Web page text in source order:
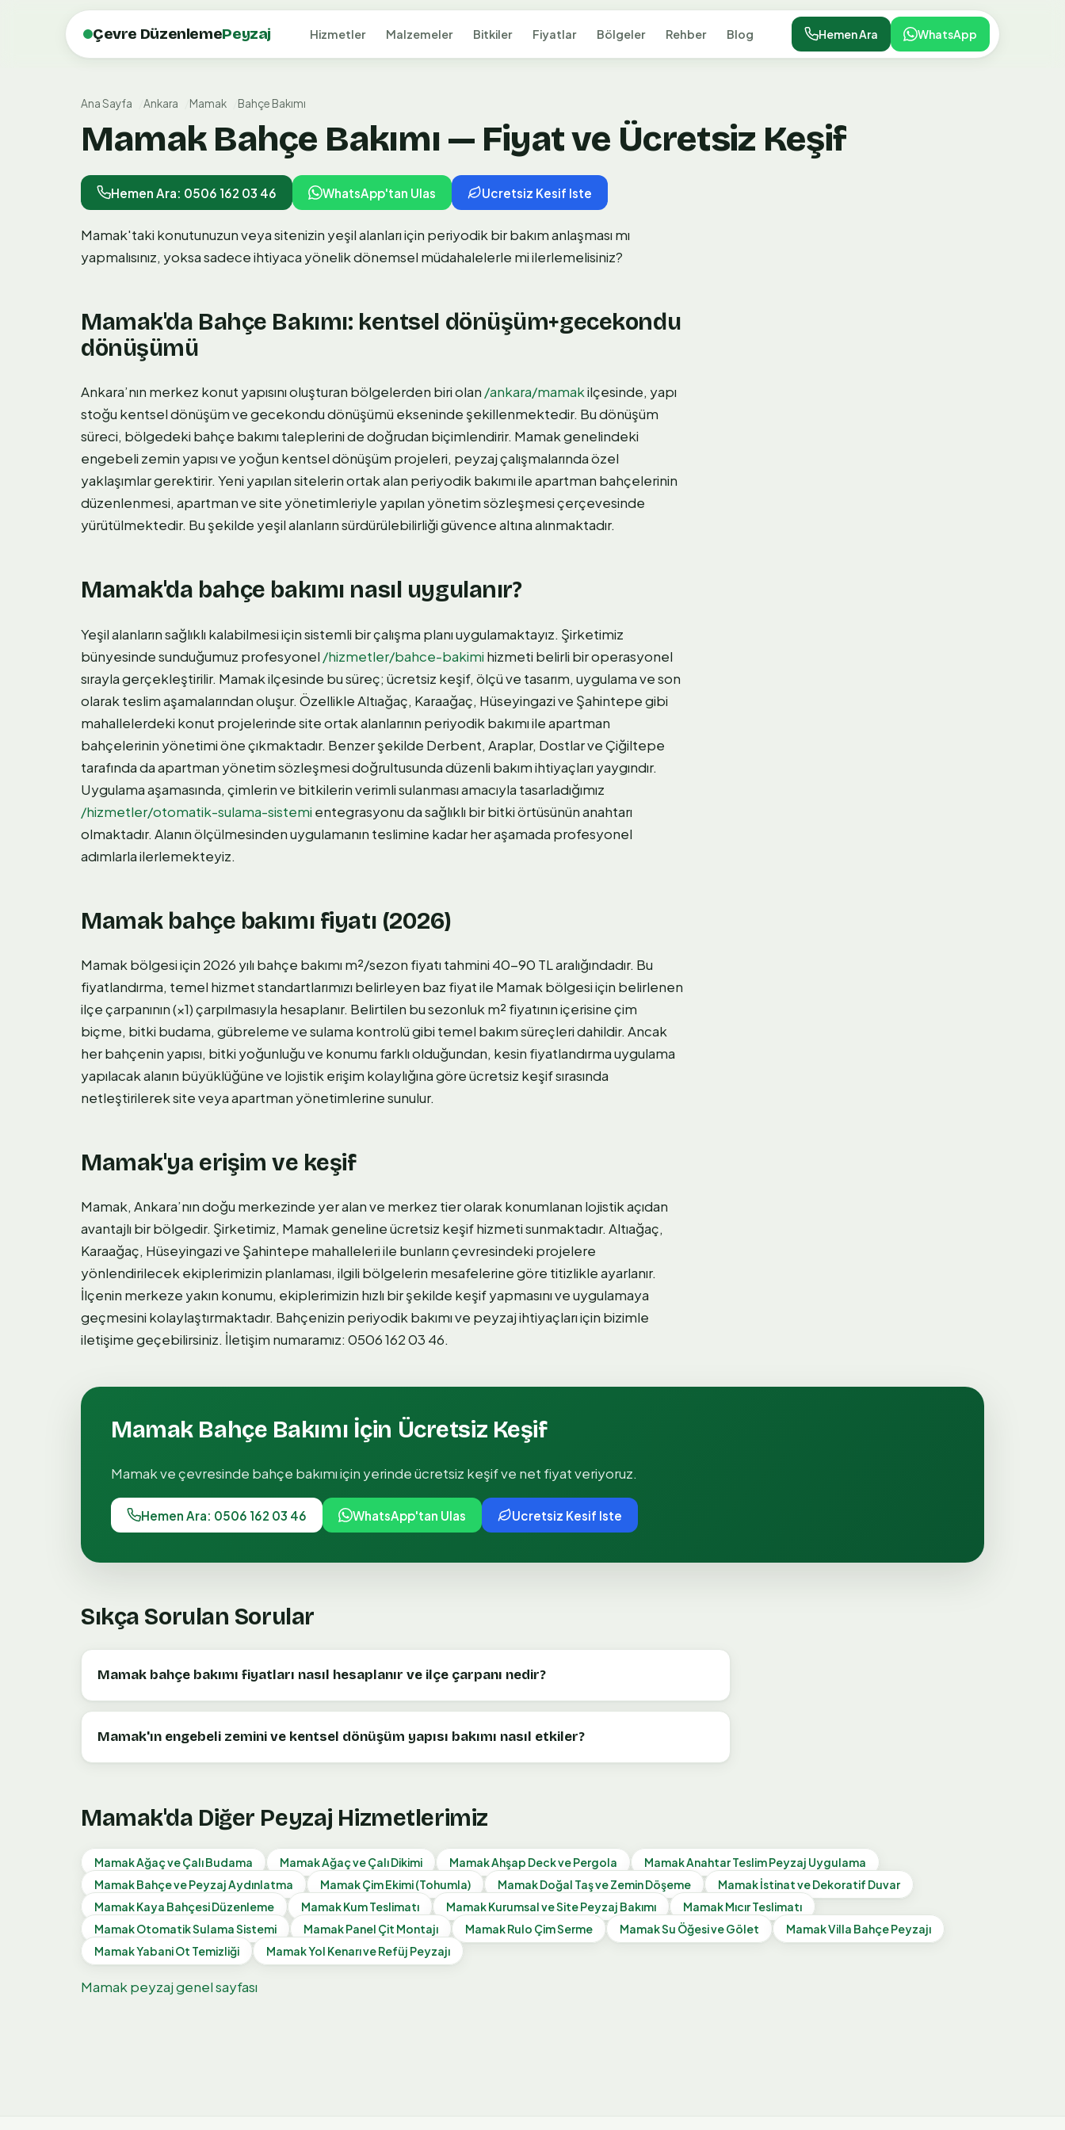
Çevre DüzenlemePeyzaj Hizmetler Malzemeler Bitkiler Fiyatlar Bölgeler Rehber Blog Hemen Ara WhatsApp
Ana Sayfa Ankara Mamak Bahçe Bakımı
Mamak Bahçe Bakımı — Fiyat ve Ücretsiz Keşif
Hemen Ara: 0506 162 03 46 WhatsApp'tan Ulas Ucretsiz Kesif Iste
Mamak'taki konutunuzun veya sitenizin yeşil alanları için periyodik bir bakım anlaşması mı
yapmalısınız, yoksa sadece ihtiyaca yönelik dönemsel müdahalelerle mi ilerlemelisiniz?
Mamak'da Bahçe Bakımı: kentsel dönüşüm+gecekondu
dönüşümü
Ankara’nın merkez konut yapısını oluşturan bölgelerden biri olan /ankara/mamakilçesinde, yapı
stoğu kentsel dönüşüm ve gecekondu dönüşümü ekseninde şekillenmektedir. Bu dönüşüm
süreci, bölgedeki bahçe bakımı taleplerini de doğrudan biçimlendirir. Mamak genelindeki
engebeli zemin yapısı ve yoğun kentsel dönüşüm projeleri, peyzaj çalışmalarında özel
yaklaşımlar gerektirir. Yeni yapılan sitelerin ortak alan periyodik bakımı ile apartman bahçelerinin
düzenlenmesi, apartman ve site yönetimleriyle yapılan yönetim sözleşmesi çerçevesinde
yürütülmektedir. Bu şekilde yeşil alanların sürdürülebilirliği güvence altına alınmaktadır.
Mamak'da bahçe bakımı nasıl uygulanır?
Yeşil alanların sağlıklı kalabilmesi için sistemli bir çalışma planı uygulamaktayız. Şirketimiz
bünyesinde sunduğumuz profesyonel /hizmetler/bahce-bakimi hizmeti belirli bir operasyonel
sırayla gerçekleştirilir. Mamak ilçesinde bu süreç; ücretsiz keşif, ölçü ve tasarım, uygulama ve son
olarak teslim aşamalarından oluşur. Özellikle Altıağaç, Karaağaç, Hüseyingazi ve Şahintepe gibi
mahallelerdeki konut projelerinde site ortak alanlarının periyodik bakımı ile apartman
bahçelerinin yönetimi öne çıkmaktadır. Benzer şekilde Derbent, Araplar, Dostlar ve Çiğiltepe
tarafında da apartman yönetim sözleşmesi doğrultusunda düzenli bakım ihtiyaçları yaygındır.
Uygulama aşamasında, çimlerin ve bitkilerin verimli sulanması amacıyla tasarladığımız
/hizmetler/otomatik-sulama-sistemi entegrasyonu da sağlıklı bir bitki örtüsünün anahtarı
olmaktadır. Alanın ölçülmesinden uygulamanın teslimine kadar her aşamada profesyonel
adımlarla ilerlemekteyiz.
Mamak bahçe bakımı fiyatı (2026)
Mamak bölgesi için 2026 yılı bahçe bakımı m²/sezon fiyatı tahmini 40-90 TL aralığındadır. Bu
fiyatlandırma, temel hizmet standartlarımızı belirleyen baz fiyat ile Mamak bölgesi için belirlenen
ilçe çarpanının (×1) çarpılmasıyla hesaplanır. Belirtilen bu sezonluk m² fiyatının içerisine çim
biçme, bitki budama, gübreleme ve sulama kontrolü gibi temel bakım süreçleri dahildir. Ancak
her bahçenin yapısı, bitki yoğunluğu ve konumu farklı olduğundan, kesin fiyatlandırma uygulama
yapılacak alanın büyüklüğüne ve lojistik erişim kolaylığına göre ücretsiz keşif sırasında
netleştirilerek site veya apartman yönetimlerine sunulur.
Mamak'ya erişim ve keşif
Mamak, Ankara’nın doğu merkezinde yer alan ve merkez tier olarak konumlanan lojistik açıdan
avantajlı bir bölgedir. Şirketimiz, Mamak geneline ücretsiz keşif hizmeti sunmaktadır. Altıağaç,
Karaağaç, Hüseyingazi ve Şahintepe mahalleleri ile bunların çevresindeki projelere
yönlendirilecek ekiplerimizin planlaması, ilgili bölgelerin mesafelerine göre titizlikle ayarlanır.
İlçenin merkeze yakın konumu, ekiplerimizin hızlı bir şekilde keşif yapmasını ve uygulamaya
geçmesini kolaylaştırmaktadır. Bahçenizin periyodik bakımı ve peyzaj ihtiyaçları için bizimle
iletişime geçebilirsiniz. İletişim numaramız: 0506 162 03 46.
Mamak Bahçe Bakımı İçin Ücretsiz Keşif
Mamakve çevresinde bahçe bakımıiçin yerinde ücretsiz keşif ve net fiyat veriyoruz.
Hemen Ara: 0506 162 03 46 WhatsApp'tan Ulas Ucretsiz Kesif Iste
Sıkça Sorulan Sorular
Mamak bahçe bakımı fiyatları nasıl hesaplanır ve ilçe çarpanı nedir?
Mamak'ın engebeli zemini ve kentsel dönüşüm yapısı bakımı nasıl etkiler?
Mamak'da Diğer Peyzaj Hizmetlerimiz
MamakAğaç ve Çalı Budama MamakAğaç ve Çalı Dikimi MamakAhşap Deck ve Pergola MamakAnahtar Teslim Peyzaj Uygulama
MamakBahçe ve Peyzaj Aydınlatma MamakÇim Ekimi (Tohumla) MamakDoğal Taş ve Zemin Döşeme Mamakİstinat ve Dekoratif Duvar
MamakKaya Bahçesi Düzenleme MamakKum Teslimatı MamakKurumsal ve Site Peyzaj Bakımı MamakMıcır Teslimatı
MamakOtomatik Sulama Sistemi MamakPanel Çit Montajı MamakRulo Çim Serme MamakSu Öğesi ve Gölet MamakVilla Bahçe Peyzajı
MamakYabani Ot Temizliği MamakYol Kenarı ve Refüj Peyzajı
Mamak peyzaj genel sayfası